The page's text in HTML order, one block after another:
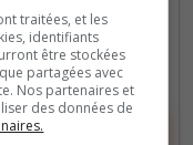
Voter
traitées, et les
identifiants
être stockées
partagées avec
Nos partenaires et
des données de